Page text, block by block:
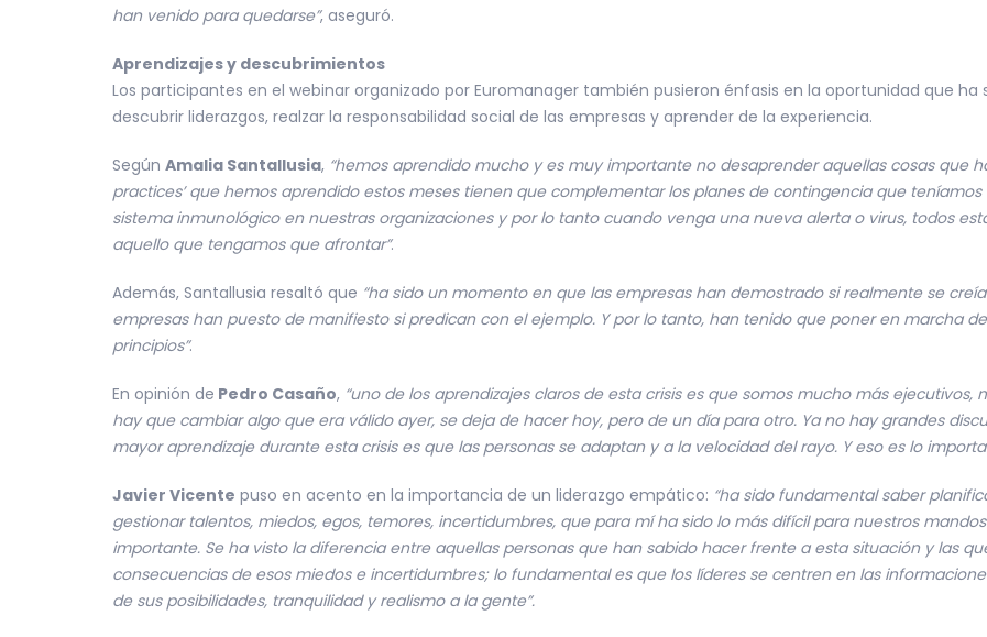
han venido para quedarse”, aseguró.
Aprendizajes y descubrimientos
Los participantes en el webinar organizado por Euromanager también pusieron énfasis en la oportunidad que ha
descubrir liderazgos, realzar la responsabilidad social de las empresas y aprender de la experiencia.
Según Amalia Santallusia, “hemos aprendido mucho y es muy importante no desaprender aquellas cosas que
practices’ que hemos aprendido estos meses tienen que complementar los planes de contingencia que
sistema inmunológico en nuestras organizaciones y por lo tanto cuando venga una nueva alerta o virus, todos
aquello que tengamos que afrontar”.
Además, Santallusia resaltó que “ha sido un momento en que las empresas han demostrado si realmente se
empresas han puesto de manifiesto si predican con el ejemplo. Y por lo tanto, han tenido que poner en marcha
principios”.
En opinión de Pedro Casaño, “uno de los aprendizajes claros de esta crisis es que somos mucho más
hay que cambiar algo que era válido ayer, se deja de hacer hoy, pero de un día para otro. Ya no hay grandes
mayor aprendizaje durante esta crisis es que las personas se adaptan y a la velocidad del rayo. Y eso es lo
Javier Vicente puso en acento en la importancia de un liderazgo empático: “ha sido fundamental saber
gestionar talentos, miedos, egos, temores, incertidumbres, que para mí ha sido lo más difícil para nuestros
importante. Se ha visto la diferencia entre aquellas personas que han sabido hacer frente a esta situación y las
consecuencias de esos miedos e incertidumbres; lo fundamental es que los líderes se centren en las
de sus posibilidades, tranquilidad y realismo a la gente”.